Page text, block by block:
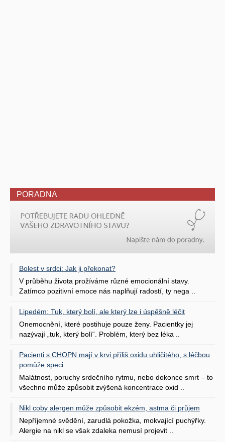
PORADNA
Bolest v srdci: Jak ji překonat?
V průběhu života prožíváme různé emocionální stavy.
Zatímco pozitivní emoce nás naplňují radostí, ty nega ..
Lipedém: Tuk, který bolí, ale který lze i úspěšně léčit
Onemocnění, které postihuje pouze ženy. Pacientky jej
nazývají „tuk, který bolí“. Problém, který bez léka ..
Pacienti s CHOPN mají v krvi příliš oxidu uhličitého, s léčbou
pomůže speci ..
Malátnost, poruchy srdečního rytmu, nebo dokonce smrt – to
všechno může způsobit zvýšená koncentrace oxid ..
Nikl coby alergen může způsobit ekzém, astma či průjem
Nepříjemné svědění, zarudlá pokožka, mokvající puchýřky.
Alergie na nikl se však zdaleka nemusí projevit ..